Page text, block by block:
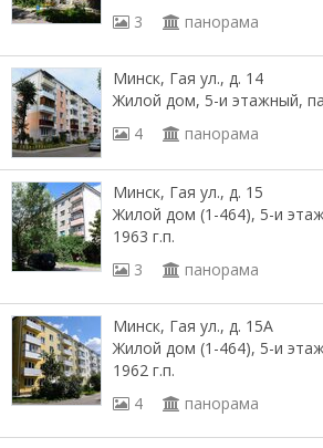
3
панорама
Минск, Гая ул., д. 14
Жилой дом, 5-и этажный,
4
панорама
Минск, Гая ул., д. 15
Жилой дом (1-464), 5-и
1963 г.п.
3
панорама
Минск, Гая ул., д. 15А
Жилой дом (1-464), 5-и
1962 г.п.
4
панорама